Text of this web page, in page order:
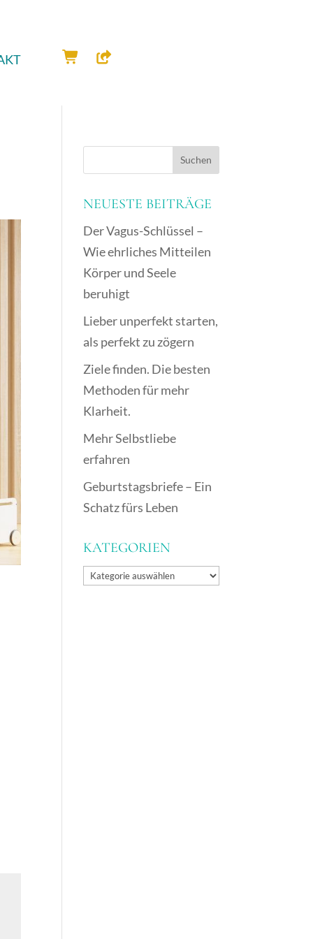
NEUESTE BEITRÄGE
Der Vagus-Schlüssel –
Wie ehrliches Mitteilen
Körper und Seele
beruhigt
Lieber unperfekt starten,
als perfekt zu zögern
Ziele finden. Die besten
Methoden für mehr
Klarheit.
Mehr Selbstliebe
erfahren
Geburtstagsbriefe – Ein
Schatz fürs Leben
KATEGORIEN
Kategorien